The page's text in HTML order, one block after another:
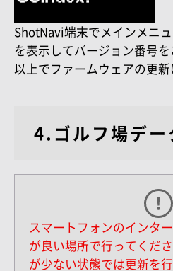
ShotNavi端末でメインメニ
を表示してバージョン番号を
以上でファームウェアの更新
4.ゴルフ場デー
スマートフォンのインタ
が良い場所で行ってくださ
が少ない状態では更新を